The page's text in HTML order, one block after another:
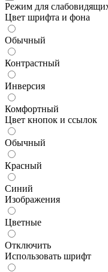
Режим для
Цвет шрифта и фона
Обычный
Контрастный
Инверсия
Комфортный
Цвет кнопок и ссылок
Обычный
Красный
Синий
Изображения
Цветные
Отключить
Использовать шрифт